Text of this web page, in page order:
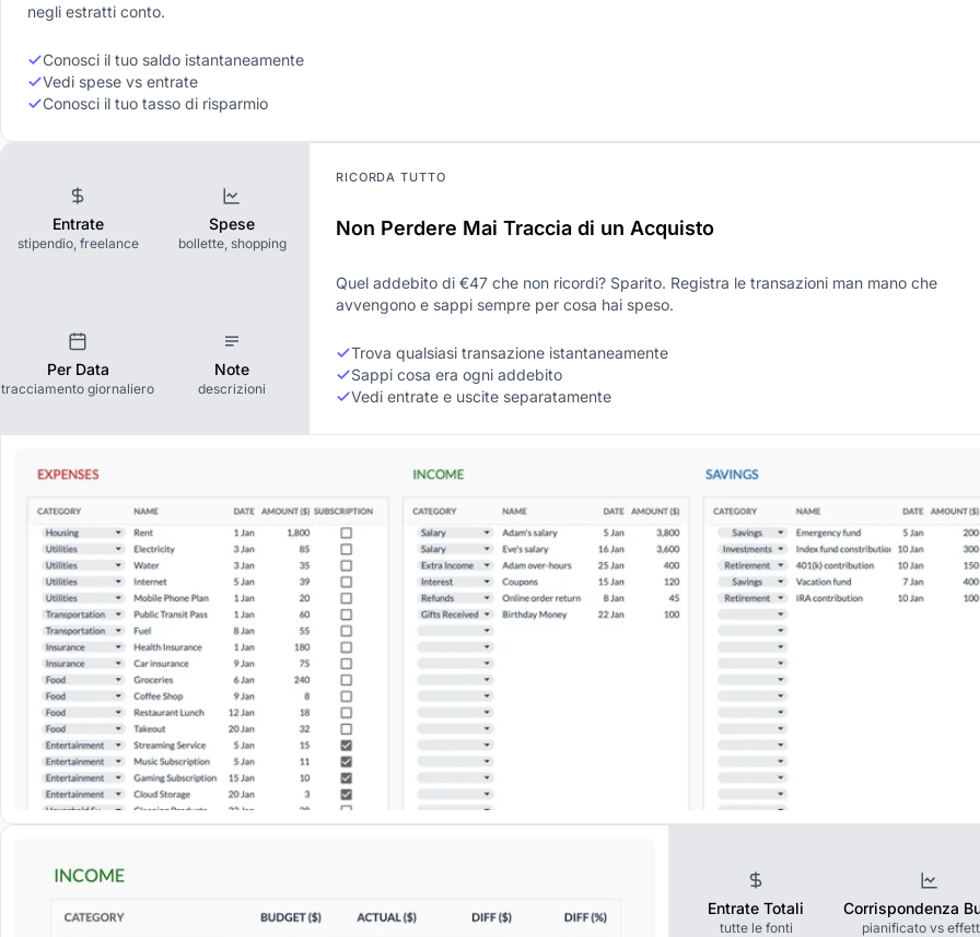
negli estratti conto.
Conosci il tuo saldo istantaneamente
Vedi spese vs entrate
Conosci il tuo tasso di risparmio
RICORDA TUTTO
Non Perdere Mai Traccia di un Acquisto
Quel addebito di €47 che non ricordi? Sparito. Registra le transazioni man mano che
avvengono e sappi sempre per cosa hai speso.
Trova qualsiasi transazione istantaneamente
Sappi cosa era ogni addebito
Vedi entrate e uscite separatamente
Entrate
stipendio, freelance
Spese
bollette, shopping
Per Data
tracciamento giornaliero
Note
descrizioni
Entrate Totali
tutte le fonti
Corrispondenza
pianificato vs